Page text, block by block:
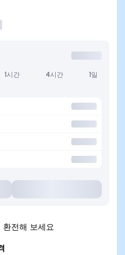
1시간 4시간 1일
전해 보세요